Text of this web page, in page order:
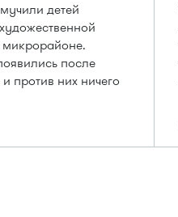
детей
после
против них ничего